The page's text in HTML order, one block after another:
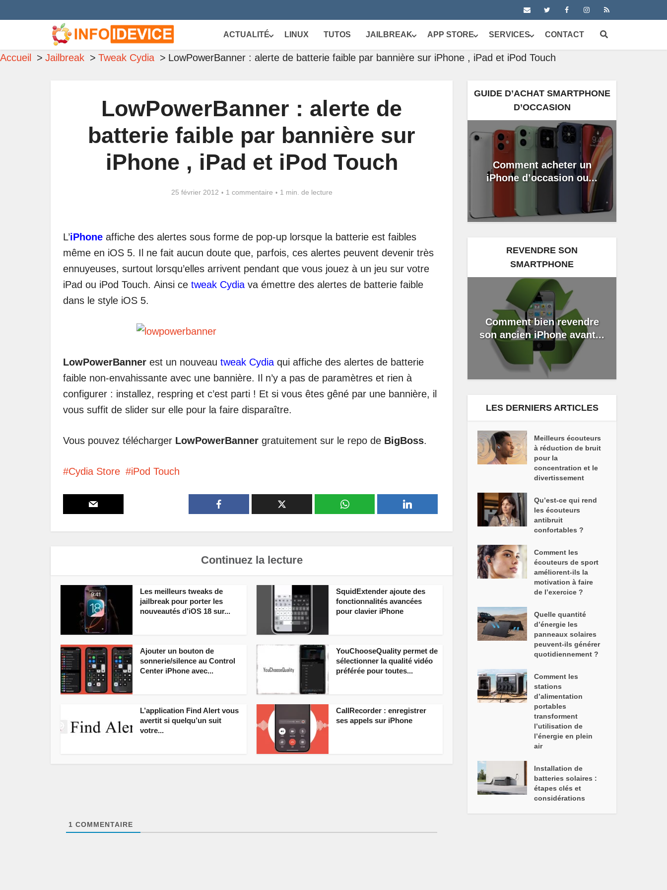
ACTUALITÉ LINUX TUTOS JAILBREAK APP STORE SERVICES CONTACT
Accueil Jailbreak Tweak Cydia LowPowerBanner : alerte de batterie faible par bannière sur iPhone , iPad et iPod Touch
LowPowerBanner : alerte de
batterie faible par bannière sur
iPhone , iPad et iPod Touch
25 février 2012 1 commentaire 1 min. de lecture
L’iPhone affiche des alertes sous forme de pop-up lorsque la batterie est faibles
même en iOS 5. Il ne fait aucun doute que, parfois, ces alertes peuvent devenir très
ennuyeuses, surtout lorsqu’elles arrivent pendant que vous jouez à un jeu sur votre
iPad ou iPod Touch. Ainsi ce tweak Cydia va émettre des alertes de batterie faible
dans le style iOS 5.
LowPowerBanner est un nouveau tweak Cydia qui affiche des alertes de batterie
faible non-envahissante avec une bannière. Il n’y a pas de paramètres et rien à
configurer : installez, respring et c’est parti ! Et si vous êtes gêné par une bannière, il
vous suffit de slider sur elle pour la faire disparaître.
Vous pouvez télécharger LowPowerBanner gratuitement sur le repo de BigBoss.
Cydia Store iPod Touch
Continuez la lecture
Les meilleurs tweaks de
jailbreak pour porter les
nouveautés d’iOS 18 sur...
SquidExtender ajoute des
fonctionnalités avancées
pour clavier iPhone
Ajouter un bouton de
sonnerie/silence au Control
Center iPhone avec...
YouChooseQuality permet de
sélectionner la qualité vidéo
préférée pour toutes...
L’application Find Alert vous
avertit si quelqu’un suit
votre...
CallRecorder : enregistrer
ses appels sur iPhone
1 COMMENTAIRE
GUIDE D’ACHAT SMARTPHONE
D’OCCASION
Comment acheter un
iPhone d’occasion ou...
REVENDRE SON
SMARTPHONE
Comment bien revendre
son ancien iPhone avant...
LES DERNIERS ARTICLES
Meilleurs écouteurs
à réduction de bruit
pour la
concentration et le
divertissement
Qu’est-ce qui rend
les écouteurs
antibruit
confortables ?
Comment les
écouteurs de sport
améliorent-ils la
motivation à faire
de l’exercice ?
Quelle quantité
d’énergie les
panneaux solaires
peuvent-ils générer
quotidiennement ?
Comment les
stations
d’alimentation
portables
transforment
l’utilisation de
l’énergie en plein
air
Installation de
batteries solaires :
étapes clés et
considérations